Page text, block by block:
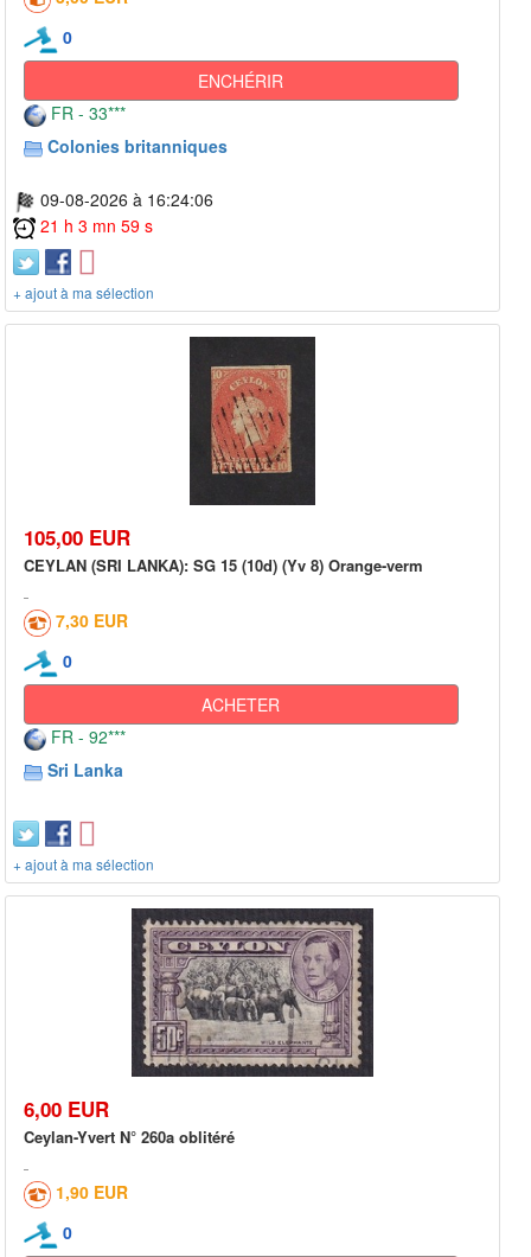
0
ENCHÉRIR
FR - 33***
Colonies britanniques
09-08-2026 à 16:24:06
21 h 3 mn 59 s
+ ajout à ma sélection
105,00 EUR
CEYLAN (SRI LANKA): SG 15 (10d) (Yv 8) Orange-verm
7,30 EUR
0
ACHETER
FR - 92***
Sri Lanka
+ ajout à ma sélection
6,00 EUR
Ceylan-Yvert N° 260a oblitéré
1,90 EUR
0